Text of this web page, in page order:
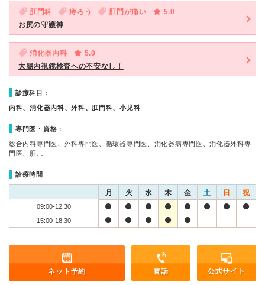
肛門科 痔ろう 肛門が痛い
5.0
お尻の守護神
消化器内科
5.0
大腸内視鏡検査への不安なし！
診療科目：
内科、消化器内科、外科、肛門科、小児科
専門医・資格：
総合内科専門医、外科専門医、循環器専門医、消化器病専門医、消化器外科専
門医、肝…
診療時間
月 火 水 木 金 土 日 祝
09:00-12:30
15:00-18:30
ネット予約 電話 公式サイト